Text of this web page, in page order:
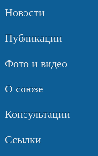
Новости
Публикации
Фото и видео
О союзе
Консультации
Ссылки